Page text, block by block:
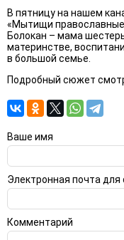
В пятницу на нашем
«Мытищи
Болокан – мама
материнстве,
в большой семье.
Подробный сюжет
Ваше имя
Электронная почта для
Комментарий